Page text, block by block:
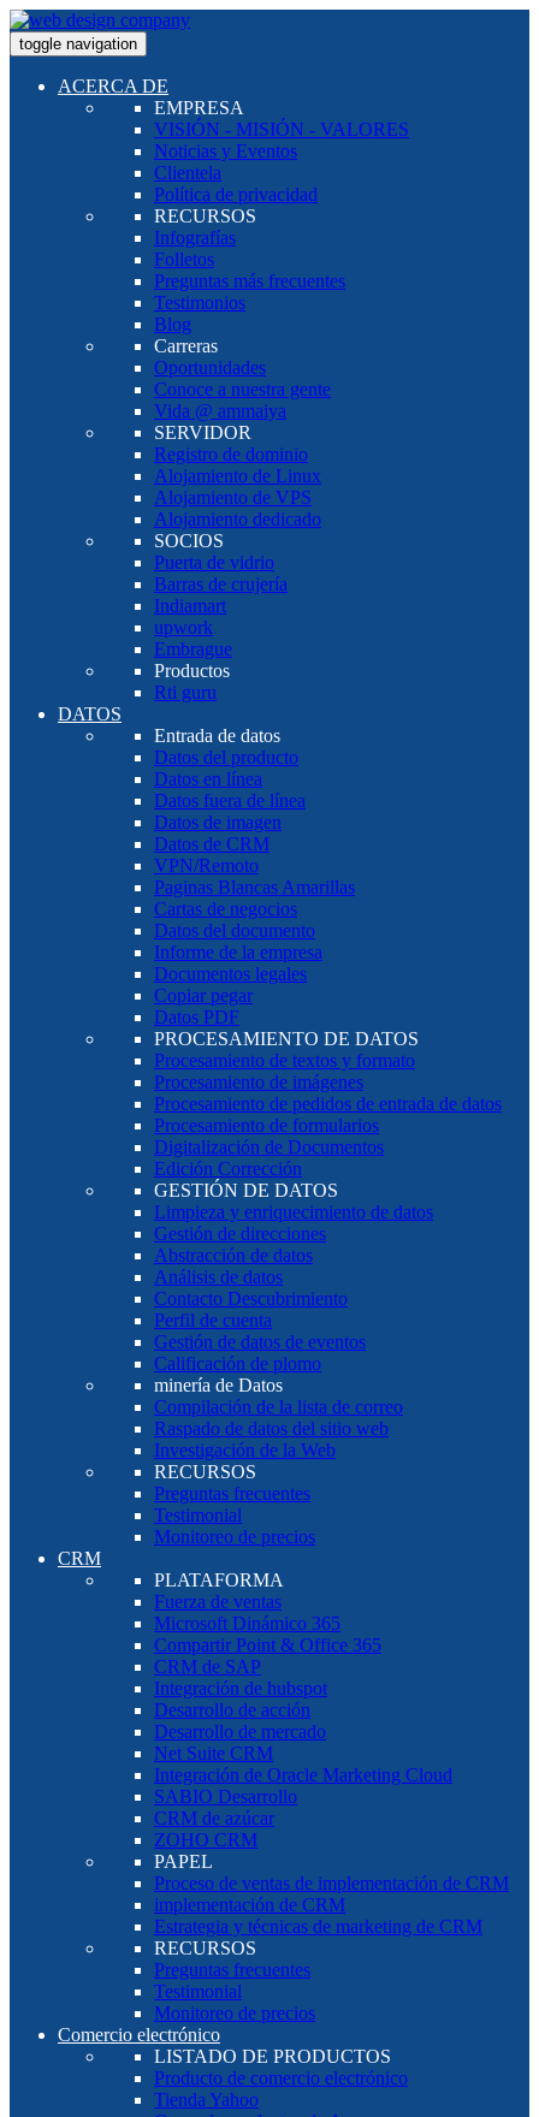
toggle navigation
ACERCA DE
EMPRESA
VISIÓN - MISIÓN - VALORES
Noticias y Eventos
Clientela
Política de privacidad
RECURSOS
Infografías
Folletos
Preguntas más frecuentes
Testimonios
Blog
Carreras
Oportunidades
Conoce a nuestra gente
Vida @ ammaiya
SERVIDOR
Registro de dominio
Alojamiento de Linux
Alojamiento de VPS
Alojamiento dedicado
SOCIOS
Puerta de vidrio
Barras de crujería
Indiamart
upwork
Embrague
Productos
Rti guru
DATOS
Entrada de datos
Datos del producto
Datos en línea
Datos fuera de línea
Datos de imagen
Datos de CRM
VPN/Remoto
Paginas Blancas Amarillas
Cartas de negocios
Datos del documento
Informe de la empresa
Documentos legales
Copiar pegar
Datos PDF
PROCESAMIENTO DE DATOS
Procesamiento de textos y formato
Procesamiento de imágenes
Procesamiento de pedidos de entrada de datos
Procesamiento de formularios
Digitalización de Documentos
Edición Corrección
GESTIÓN DE DATOS
Limpieza y enriquecimiento de datos
Gestión de direcciones
Abstracción de datos
Análisis de datos
Contacto Descubrimiento
Perfil de cuenta
Gestión de datos de eventos
Calificación de plomo
minería de Datos
Compilación de la lista de correo
Raspado de datos del sitio web
Investigación de la Web
RECURSOS
Preguntas frecuentes
Testimonial
Monitoreo de precios
CRM
PLATAFORMA
Fuerza de ventas
Microsoft Dinámico 365
Compartir Point & Office 365
CRM de SAP
Integración de hubspot
Desarrollo de acción
Desarrollo de mercado
Net Suite CRM
Integración de Oracle Marketing Cloud
SABIO Desarrollo
CRM de azúcar
ZOHO CRM
PAPEL
Proceso de ventas de implementación de CRM
implementación de CRM
Estrategia y técnicas de marketing de CRM
RECURSOS
Preguntas frecuentes
Testimonial
Monitoreo de precios
Comercio electrónico
LISTADO DE PRODUCTOS
Producto de comercio electrónico
Tienda Yahoo